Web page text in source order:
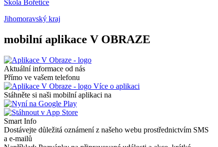
Škola Bořetice
Jihomoravský kraj
mobilní aplikace V OBRAZE
Aktuální informace od nás
Přímo ve vašem telefonu
Více o aplikaci
Stáhněte si naši mobilní aplikaci na
Smart Info
Dostávejte důležitá oznámení z našeho webu prostřednictvím SMS
a e-mailů